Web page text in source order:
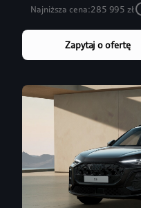
Najniższa cena:285 995 zł
Zapytaj o ofertę